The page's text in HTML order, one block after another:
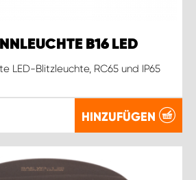
B16 LED
LED-Blitzleuchte, RC65 und IP65
HINZUFÜGEN